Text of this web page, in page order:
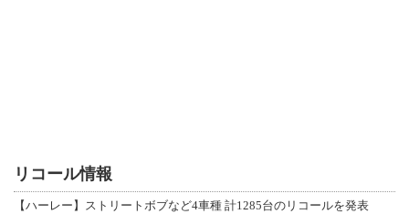
リコール情報
【ハーレー】ストリートボブなど4車種 計1285台のリコールを発表